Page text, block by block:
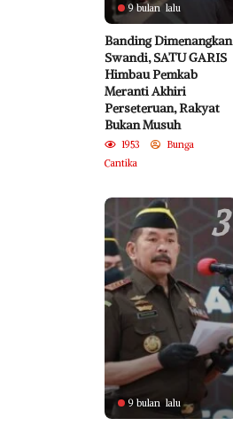
9 bulan lalu
Banding Dimenangkan
Swandi, SATU GARIS
Himbau Pemkab
Meranti Akhiri
Perseteruan, Rakyat
Bukan Musuh
1953
Bunga
Cantika
3
9 bulan lalu